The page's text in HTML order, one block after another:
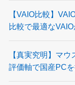
【VAIO比較】
比較で最適な
【真実究明】マ
評価軸で国産PC